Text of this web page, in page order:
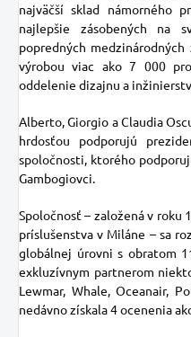
najväčší sklad námorného
najlepšie zásobených na
popredných
výrobou viac ako 7 000
oddelenie dizajnu a
Alberto, Giorgio a Claudia
hrdosťou podporujú
spoločnosti, ktorého
Gambogiovci.
Spoločnosť – založená v roku
príslušenstva v Miláne – sa
globálnej úrovni s obratom
exkluzívnym partnerom
Lewmar, Whale, Oceanair,
nedávno získala 4 ocenenia